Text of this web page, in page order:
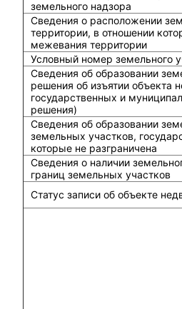
земельного надзора
Сведения о расположении
территории, в отношении
межевания территории
Условный номер земельного
Сведения об образовании
решения об изъятии объекта
государственных и
решения)
Сведения об образовании
земельных участков,
которые не разграничена
Сведения о наличии
границ земельных участков
Статус записи об объекте